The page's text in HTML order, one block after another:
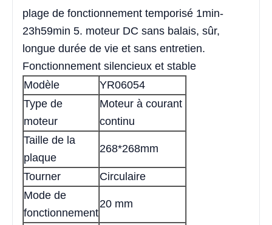
plage de fonctionnement temporisé 1min-
23h59min 5. moteur DC sans balais, sûr,
longue durée de vie et sans entretien.
Fonctionnement silencieux et stable
Modèle
YR06054
Type de
moteur
Moteur à courant
continu
Taille de la
plaque
268*268mm
Tourner
Circulaire
Mode de
fonctionnement
20 mm